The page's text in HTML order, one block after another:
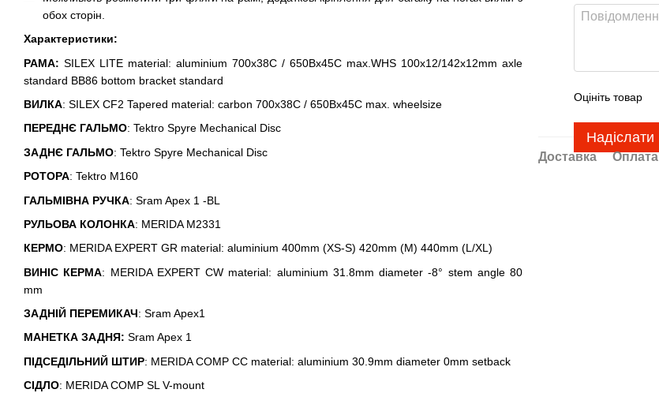
обох сторін.
Характеристики:
РАМА: SILEX LITE material: aluminium 700x38C / 650Bx45C max.WHS 100x12/142x12mm axle
standard BB86 bottom bracket standard
ВИЛКА: SILEX CF2 Tapered material: carbon 700x38C / 650Bx45C max. wheelsize
ПЕРЕДНЄ ГАЛЬМО: Tektro Spyre Mechanical Disc
ЗАДНЄ ГАЛЬМО: Tektro Spyre Mechanical Disc
РОТОРА: Tektro M160
ГАЛЬМІВНА РУЧКА: Sram Apex 1 -BL
РУЛЬОВА КОЛОНКА: MERIDA M2331
КЕРМО: MERIDA EXPERT GR material: aluminium 400mm (XS-S) 420mm (M) 440mm (L/XL)
ВИНІС КЕРМА: MERIDA EXPERT CW material: aluminium 31.8mm diameter -8° stem angle 80
mm
ЗАДНІЙ ПЕРЕМИКАЧ: Sram Apex1
МАНЕТКА ЗАДНЯ: Sram Apex 1
ПІДСЕДІЛЬНИЙ ШТИР: MERIDA COMP CC material: aluminium 30.9mm diameter 0mm setback
СІДЛО: MERIDA COMP SL V-mount
Оцініть товар
Надіслати
Доставка Оплата